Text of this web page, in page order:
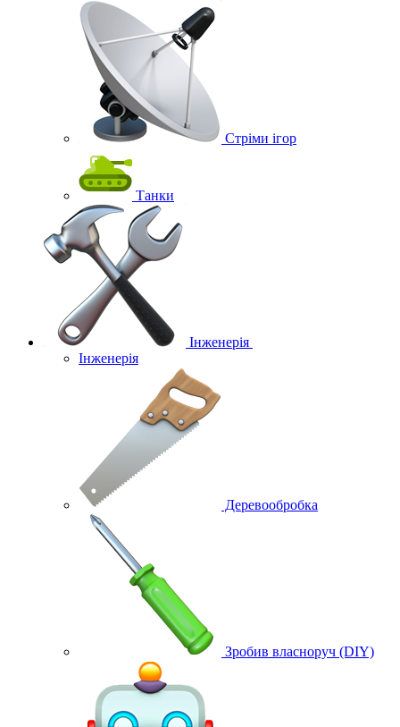
Стріми ігор
Танки
Інженерія
Інженерія
Деревообробка
Зробив власноруч (DIY)